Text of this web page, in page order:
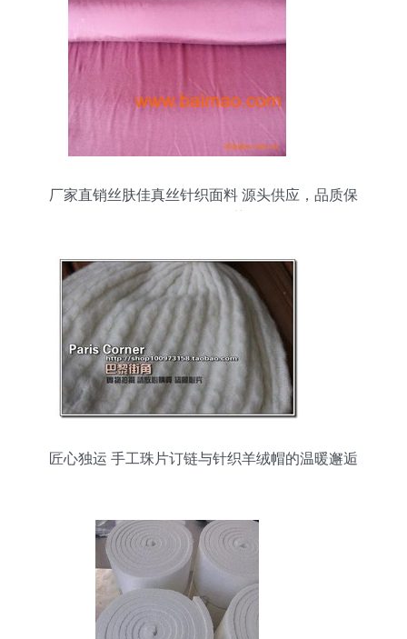
厂家直销丝肤佳真丝针织面料 源头供应，品质保
匠心独运 手工珠片订链与针织羊绒帽的温暖邂逅